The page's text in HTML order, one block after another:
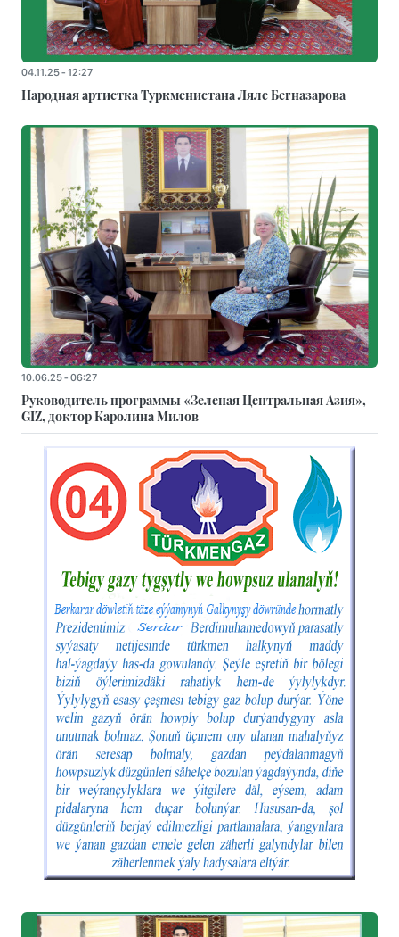
04.11.25 - 12:27
Народная артистка Туркменистана Ляле Бегназарова
10.06.25 - 06:27
Руководитель программы «Зеленая Центральная Азия»,
GIZ, доктор Каролина Милов